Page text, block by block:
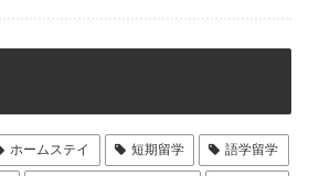
ホームステイ 短期留学 語学留学